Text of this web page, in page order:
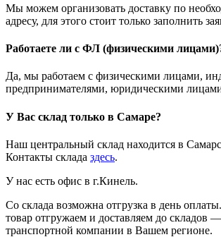
Мы можем организовать доставку по
адресу, для этого стоит только заполнить
Работаете ли с ФЛ (физическими
Да, мы работаем с физическими лицами,
предпринимателями, юридическими
У Вас склад только в Самаре?
Наш центральный склад находится в
Контакты склада здесь.
У нас есть офис в г.Кинель.
Со склада возможна отгрузка в день
товар отгружаем и доставляем до складов
транспортной компании в Вашем регионе.